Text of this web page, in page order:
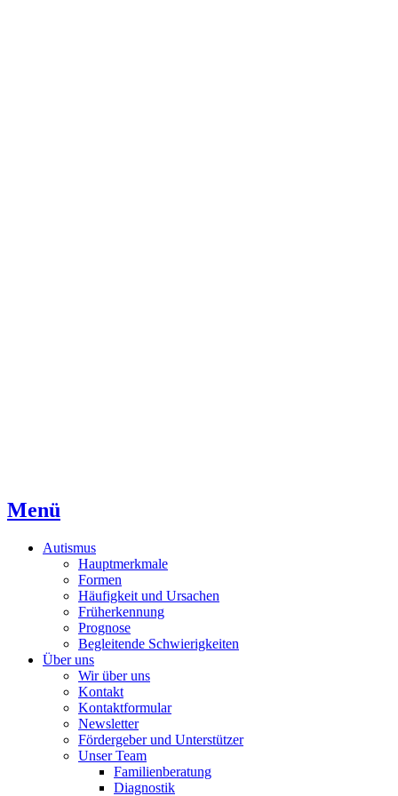
Autistenhilfe
Beratung, Begleitung und Unterstützung
für Menschen mit tiefgreifenden
Entwicklungsstörungen
Menü
Autismus
Hauptmerkmale
Formen
Häufigkeit und Ursachen
Früherkennung
Prognose
Begleitende Schwierigkeiten
Über uns
Wir über uns
Kontakt
Kontaktformular
Newsletter
Fördergeber und Unterstützer
Unser Team
Familienberatung
Diagnostik